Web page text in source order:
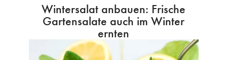
Wintersalat anbauen: Frische
Gartensalate auch im Winter
ernten